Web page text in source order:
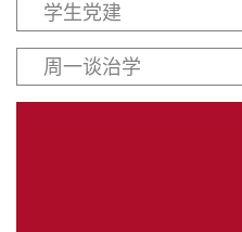
国际合作
图书资料
学生党建
周一谈治学